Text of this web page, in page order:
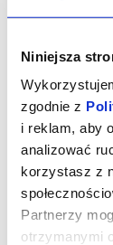
Niniejsza
zgodnie z
i reklam, aby
analizować
korzystasz z
Partnerzy
otrzymanymi
Noce